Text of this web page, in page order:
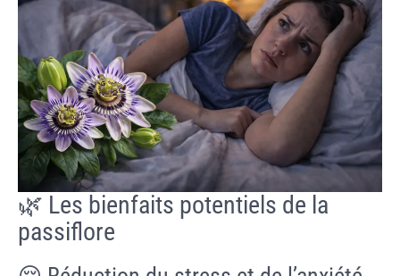
🌿 Les bienfaits potentiels de la
passiflore